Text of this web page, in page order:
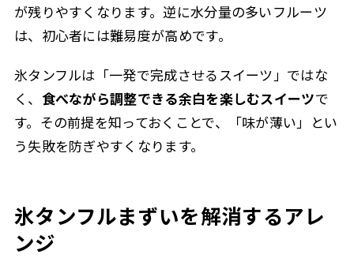
が残りやすくなります。逆に水分量の多いフルーツ
は、初心者には難易度が高めです。
氷タンフルは「一発で完成させるスイーツ」ではな
く、 食べながら調整できる余白を楽しむスイーツで
す。その前提を知っておくことで、「味が薄い」とい
う失敗を防ぎやすくなります。
氷タンフルまずいを解消するアレ
ンジ